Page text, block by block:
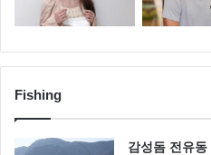
Fishing
감성돔 전유